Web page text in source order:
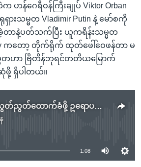
န်ဂေရီဝန်ကြီးချုပ် Viktor Orban
ားသမ္မတ Vladimir Putin နဲ့ မော်စကို
တာနဲ့ပတ်သက်ပြီး ယူကရိန်းသမ္မတ
ကတော့ တိုက်ရိုက် ထုတ်ဖေါ်ဝေဖန်တာ မ
မတဟာ ဗြိတိန်ဘုရင်တတိယမြောက်
ဖို့ ရှိပါတယ်။
ယူကရိန်းကို ညီညီညွတ်ညွတ်ထောက်ခံဖို့ ဥရောပခေါင်းဆောင်တွေ တိုက်တွန်း
source currently available
1:08